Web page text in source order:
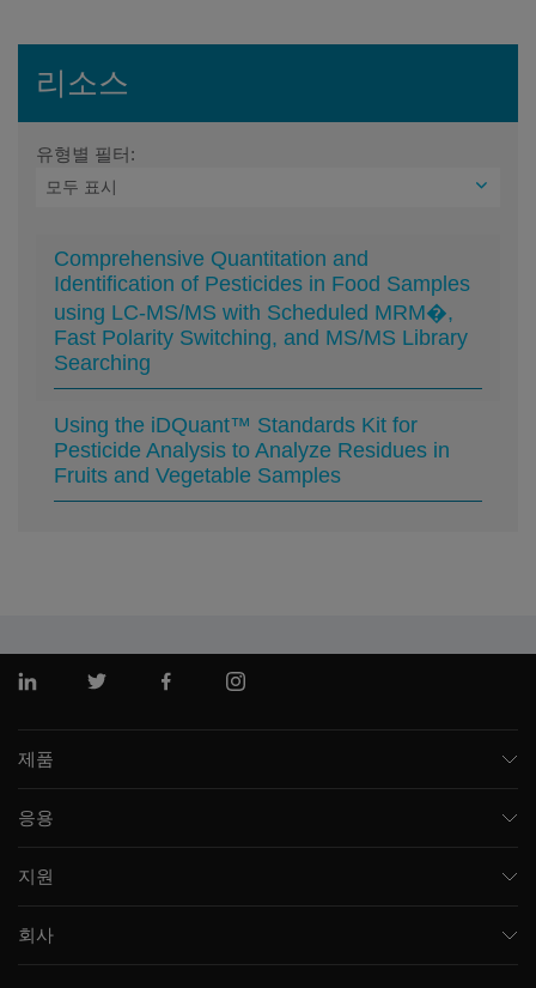
리소스
유형별 필터:
Comprehensive Quantitation and
Identification of Pesticides in Food Samples
using LC-MS/MS with Scheduled MRM�,
Fast Polarity Switching, and MS/MS Library
Searching
Using the iDQuant™ Standards Kit for
Pesticide Analysis to Analyze Residues in
Fruits and Vegetable Samples
링크드인트위터 페이스북인스 타 그램
제품
모세관 전기영동
통합 솔루션
응용
임상
식음료
지원
교육
회사